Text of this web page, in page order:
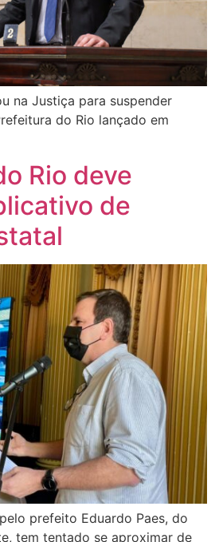
na Justiça para suspender
do Rio lançado em
Rio deve
de
prefeito Eduardo Paes, do
tem tentado se aproximar de